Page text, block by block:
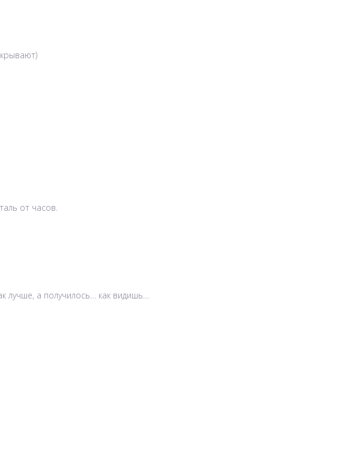
от часов.
лучше, а получилось… как видишь…